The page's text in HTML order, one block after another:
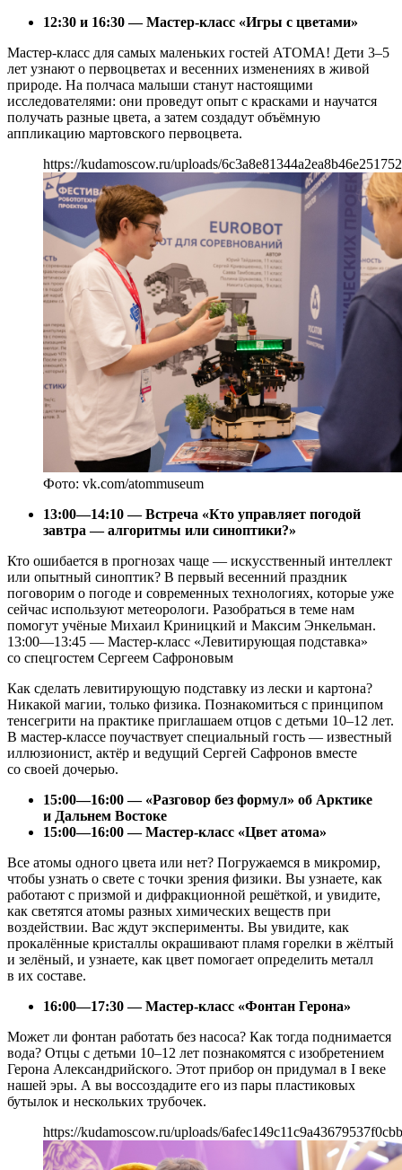
12:30 и 16:30 — Мастер-класс «Игры с цветами»
Мастер-класс для самых маленьких гостей АТОМА! Дети 3–5
лет узнают о первоцветах и весенних изменениях в живой
природе. На полчаса малыши станут настоящими
исследователями: они проведут опыт с красками и научатся
получать разные цвета, а затем создадут объёмную
аппликацию мартовского первоцвета.
https://kudamoscow.ru/uploads/
Фото: vk.com/atommuseum
13:00—14:10 — Встреча «Кто управляет погодой
завтра — алгоритмы или синоптики?»
Кто ошибается в прогнозах чаще — искусственный интеллект
или опытный синоптик? В первый весенний праздник
поговорим о погоде и современных технологиях, которые уже
сейчас используют метеорологи. Разобраться в теме нам
помогут учёные Михаил Криницкий и Максим Энкельман.
13:00—13:45 — Мастер-класс «Левитирующая подставка»
со спецгостем Сергеем Сафроновым
Как сделать левитирующую подставку из лески и картона?
Никакой магии, только физика. Познакомиться с принципом
тенсегрити на практике приглашаем отцов с детьми 10–12 лет.
В мастер-классе поучаствует специальный гость — известный
иллюзионист, актёр и ведущий Сергей Сафронов вместе
со своей дочерью.
15:00—16:00 — «Разговор без формул» об Арктике
и Дальнем Востоке
15:00—16:00 — Мастер-класс «Цвет атома»
Все атомы одного цвета или нет? Погружаемся в микромир,
чтобы узнать о свете с точки зрения физики. Вы узнаете, как
работают с призмой и дифракционной решёткой, и увидите,
как светятся атомы разных химических веществ при
воздействии. Вас ждут эксперименты. Вы увидите, как
прокалённые кристаллы окрашивают пламя горелки в жёлтый
и зелёный, и узнаете, как цвет помогает определить металл
в их составе.
16:00—17:30 — Мастер-класс «Фонтан Герона»
Может ли фонтан работать без насоса? Как тогда поднимается
вода? Отцы с детьми 10–12 лет познакомятся с изобретением
Герона Александрийского. Этот прибор он придумал в I веке
нашей эры. А вы воссоздадите его из пары пластиковых
бутылок и нескольких трубочек.
https://kudamoscow.ru/uploads/